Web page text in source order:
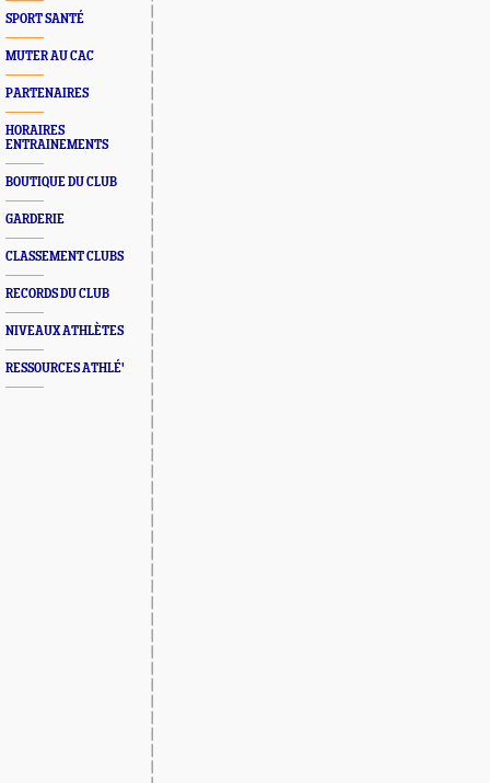
SPORT SANTÉ
MUTER AU CAC
PARTENAIRES
HORAIRES
ENTRAINEMENTS
BOUTIQUE DU CLUB
GARDERIE
CLASSEMENT CLUBS
RECORDS DU CLUB
NIVEAUX ATHLÈTES
RESSOURCES ATHLÉ'